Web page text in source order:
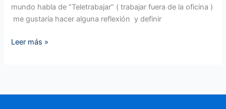
mundo habla de “Teletrabajar” ( trabajar fuera de la oficina )
me gustaría hacer alguna reflexión y definir
Leer más »